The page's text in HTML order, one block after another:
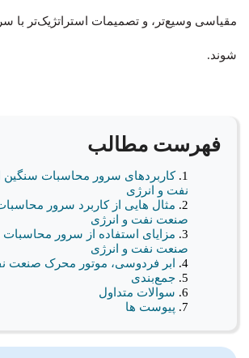
مقیاسی وسیع‌تر، و تصمیمات استراتژیک‌تر با
شوند.
فهرست مطالب
کاربردهای سرور محاسبات
نفت و انرژی
مثال هایی از کاربرد سرور
صنعت نفت و انرژی
مزایای استفاده از سرور محاسبات
صنعت نفت و انرژی
ابر فردوسی، موتور محرک صنعت
جمع‌بندی
سوالات متداول
پیوست ها